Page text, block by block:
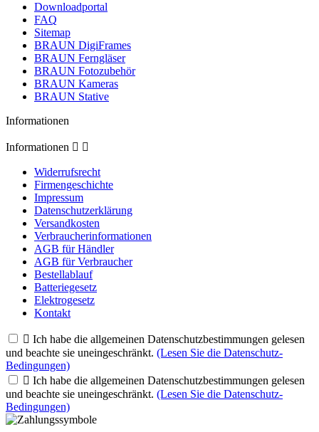
Downloadportal
FAQ
Sitemap
BRAUN DigiFrames
BRAUN Ferngläser
BRAUN Fotozubehör
BRAUN Kameras
BRAUN Stative
Informationen
Informationen  
Widerrufsrecht
Firmengeschichte
Impressum
Datenschutzerklärung
Versandkosten
Verbraucherinformationen
AGB für Händler
AGB für Verbraucher
Bestellablauf
Batteriegesetz
Elektrogesetz
Kontakt
 Ich habe die allgemeinen Datenschutzbestimmungen gelesen
und beachte sie uneingeschränkt. (Lesen Sie die Datenschutz-
Bedingungen)
 Ich habe die allgemeinen Datenschutzbestimmungen gelesen
und beachte sie uneingeschränkt. (Lesen Sie die Datenschutz-
Bedingungen)